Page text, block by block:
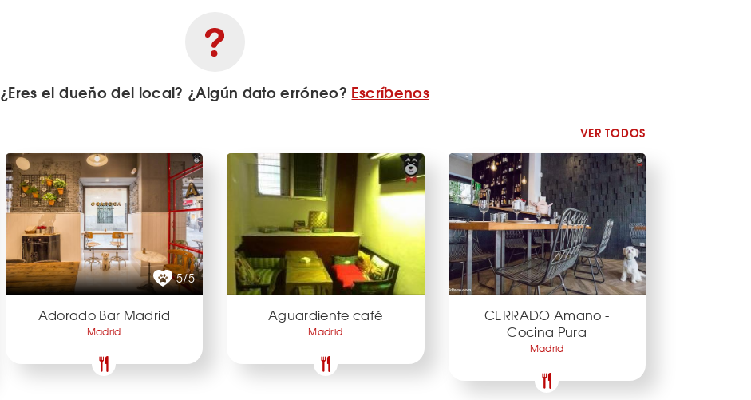
¿Eres el dueño del local? ¿Algún dato erróneo? Escríbenos
VER TODOS
5/5
Adorado Bar Madrid
Madrid
Aguardiente café
Madrid
CERRADO Amano -
Cocina Pura
Madrid